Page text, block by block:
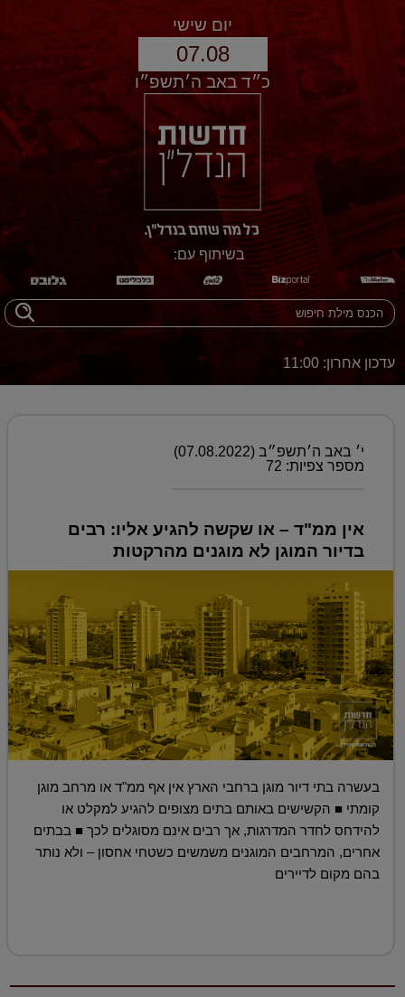
יום שישי
07.08
כ״ד באב ה׳תשפ״ו
בשיתוף עם:
עדכון אחרון: 11:00
י׳ באב ה׳תשפ״ב (07.08.2022)
מספר צפיות: 72
אין ממ"ד – או שקשה להגיע אליו: רבים
בדיור המוגן לא מוגנים מהרקטות
בעשרה בתי דיור מוגן ברחבי הארץ אין אף ממ"ד או מרחב מוגן
קומתי ■ הקשישים באותם בתים מצופים להגיע למקלט או
להידחס לחדר המדרגות, אך רבים אינם מסוגלים לכך ■ בבתים
אחרים, המרחבים המוגנים משמשים כשטחי אחסון – ולא נותר
בהם מקום לדיירים